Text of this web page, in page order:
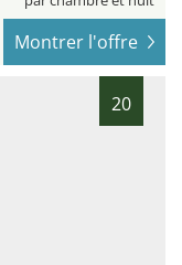
Montrer l'offre
20